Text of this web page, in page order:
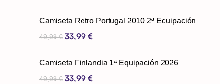
Camiseta Retro Portugal 2010 2ª Equipación
49,99€ 33,99 €
Camiseta Finlandia 1ª Equipación 2026
49,99€ 33,99 €